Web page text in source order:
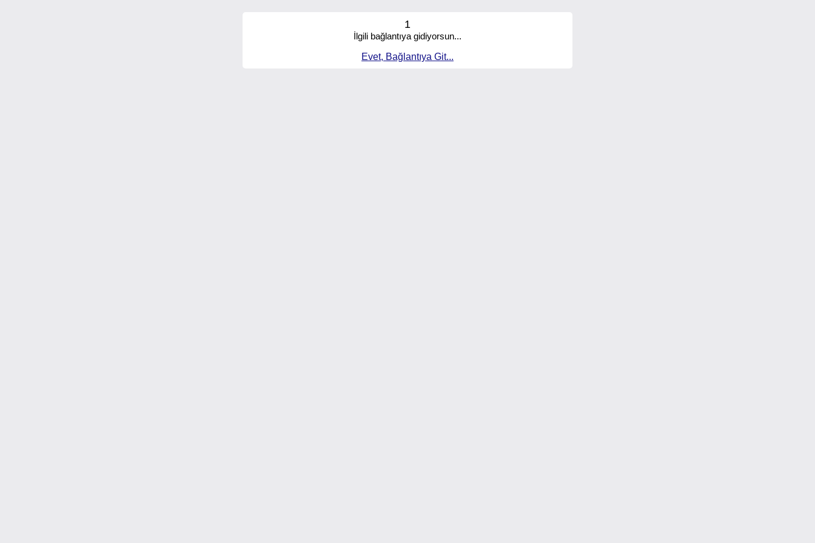
1
İlgili bağlantıya gidiyorsun...
Evet, Bağlantıya Git...